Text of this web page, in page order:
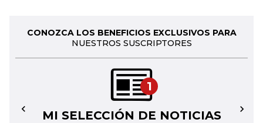
CONOZCA LOS BENEFICIOS EXCLUSIVOS PARA
NUESTROS SUSCRIPTORES
1
MI SELECCIÓN DE NOTICIAS
← →